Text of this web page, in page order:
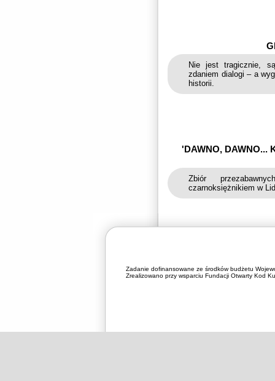
Nie jest tragicznie,
zdaniem dialogi – a
historii.
'DAWNO, DAWNO...
Zbiór
czarnoksiężnikiem w
Zadanie dofinansowane ze środków budżetu
Zrealizowano przy wsparciu Fundacji Otwarty Kod